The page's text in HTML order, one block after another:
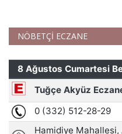
NÖBETÇİ ECZANE